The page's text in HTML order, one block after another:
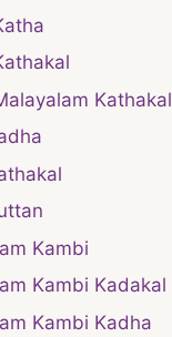
Kathakal
Kambi
Kambi Kadakal
Kambi Kadha